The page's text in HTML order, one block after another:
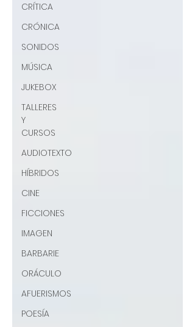
CRÍTICA
CRÓNICA
SONIDOS
MÚSICA
JUKEBOX
TALLERES
Y
CURSOS
AUDIOTEXTO
HÍBRIDOS
CINE
FICCIONES
IMAGEN
BARBARIE
ORÁCULO
AFUERISMOS
POESÍA